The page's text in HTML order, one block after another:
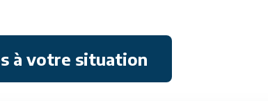
à votre situation